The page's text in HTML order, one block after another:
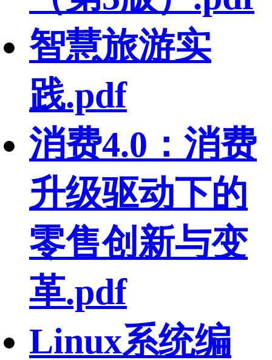
智慧旅游实
践.pdf
消费4.0：消费
升级驱动下的
零售创新与变
革.pdf
Linux系统编